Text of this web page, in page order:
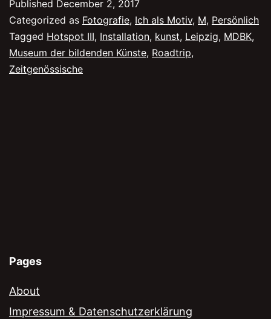
Published December 2, 2017
Categorized as Fotografie, Ich als Motiv, M, Persönlich
Tagged Hotspot III, Installation, kunst, Leipzig, MDBK,
Museum der bildenden Künste, Roadtrip,
Zeitgenössische
Pages
About
Impressum & Datenschutzerklärung